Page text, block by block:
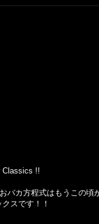
Classics !!
バカ方程式はもうこの頃
スです！！